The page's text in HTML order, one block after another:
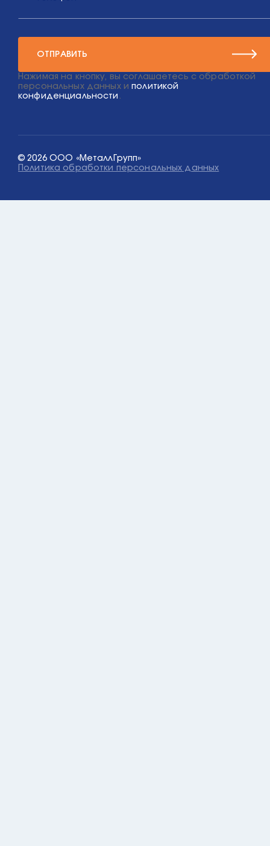
ОТПРАВИТЬ
Нажимая на кнопку, вы соглашаетесь с обработкой
персональных данных иполитикой
конфиденциальности .
© 2026 ООО «МеталлГрупп»
Политика обработки персональных данных